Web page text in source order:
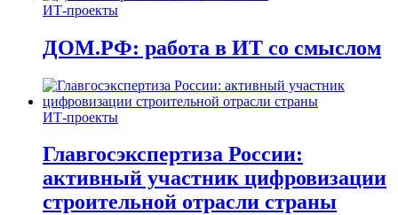
ИТ-проекты
ДОМ.РФ: работа в ИТ со смыслом
ИТ-проекты
Главгосэкспертиза России:
активный участник цифровизации
строительной отрасли страны